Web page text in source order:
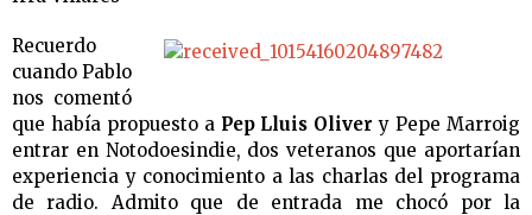
Recuerdo
cuando Pablo
nos comentó
que había propuesto a Pep Lluis Oliver y Pepe Marroig
entrar en Notodoesindie, dos veteranos que aportarían
experiencia y conocimiento a las charlas del programa
de radio. Admito que de entrada me chocó por la